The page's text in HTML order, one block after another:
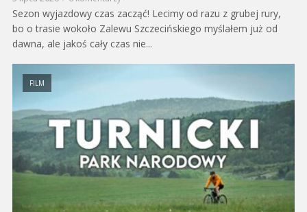
Sezon wyjazdowy czas zacząć! Lecimy od razu z grubej rury,
bo o trasie wokoło Zalewu Szczecińskiego myślałem już od
dawna, ale jakoś cały czas nie...
FILM